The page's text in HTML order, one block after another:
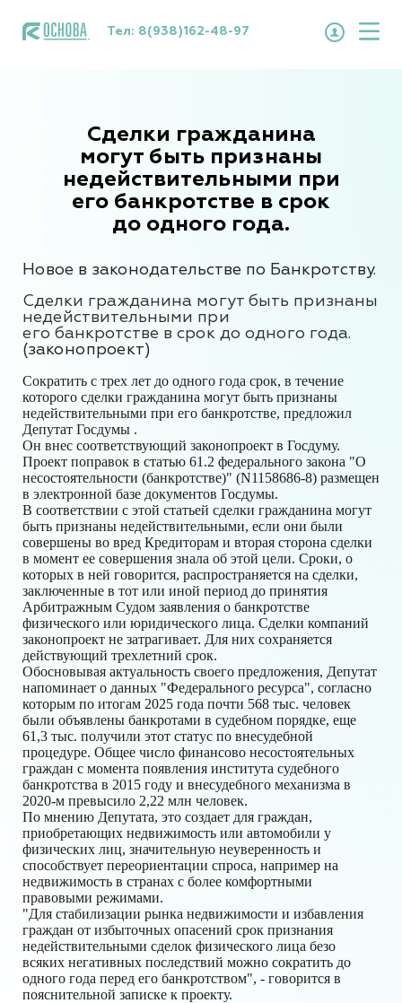
Тел: 8(938)162-48-97
Сделки гражданина
могут быть признаны
недействительными при
его банкротстве в срок
до одного года.
Новое в законодательстве по Банкротству.
Сделки гражданина могут быть признаны
недействительными при
его банкротстве в срок до одного года.
(законопроект)
Сократить с трех лет до одного года срок, в течение
которого сделки гражданина могут быть признаны
недействительными при его банкротстве, предложил
Депутат Госдумы .
Он внес соответствующий законопроект в Госдуму.
Проект поправок в статью 61.2 федерального закона "О
несостоятельности (банкротстве)" (N1158686-8) размещен
в электронной базе документов Госдумы.
В соответствии с этой статьей сделки гражданина могут
быть признаны недействительными, если они были
совершены во вред Кредиторам и вторая сторона сделки
в момент ее совершения знала об этой цели. Сроки, о
которых в ней говорится, распространяется на сделки,
заключенные в тот или иной период до принятия
Арбитражным Судом заявления о банкротстве
физического или юридического лица. Сделки компаний
законопроект не затрагивает. Для них сохраняется
действующий трехлетний срок.
Обосновывая актуальность своего предложения, Депутат
напоминает о данных "Федерального ресурса", согласно
которым по итогам 2025 года почти 568 тыс. человек
были объявлены банкротами в судебном порядке, еще
61,3 тыс. получили этот статус по внесудебной
процедуре. Общее число финансово несостоятельных
граждан с момента появления института судебного
банкротства в 2015 году и внесудебного механизма в
2020-м превысило 2,22 млн человек.
По мнению Депутата, это создает для граждан,
приобретающих недвижимость или автомобили у
физических лиц, значительную неуверенность и
способствует переориентации спроса, например на
недвижимость в странах с более комфортными
правовыми режимами.
"Для стабилизации рынка недвижимости и избавления
граждан от избыточных опасений срок признания
недействительными сделок физического лица безо
всяких негативных последствий можно сократить до
одного года перед его банкротством", - говорится в
пояснительной записке к проекту.